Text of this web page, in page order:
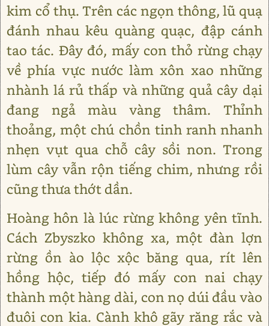
kim cổ thụ. Trên các ngọn thông, lũ quạ
đánh nhau kêu quàng quạc, đập cánh
tao tác. Đây đó, mấy con thỏ rừng chạy
về phía vực nước làm xôn xao những
nhành lá rủ thấp và những quả cây dại
đang ngả màu vàng thâm. Thỉnh
thoảng, một chú chồn tinh ranh nhanh
nhẹn vụt qua chỗ cây sồi non. Trong
lùm cây vẫn rộn tiếng chim, nhưng rồi
cũng thưa thớt dần.
Hoàng hôn là lúc rừng không yên tĩnh.
Cách Zbyszko không xa, một đàn lợn
rừng ồn ào lộc xộc băng qua, rít lên
hồng hộc, tiếp đó mấy con nai chạy
thành một hàng dài, con nọ dúi đầu vào
đuôi con kia. Cành khô gãy răng rắc và